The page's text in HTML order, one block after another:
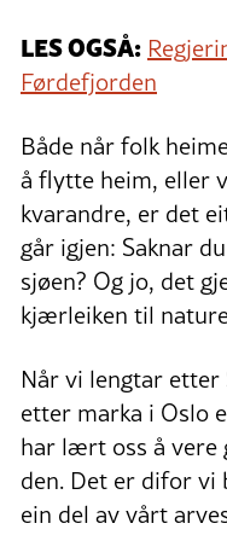
LES OGSÅ:
Førdefjorden
Både når folk
å flytte heim, eller
kvarandre, er det
går igjen: Saknar
sjøen? Og jo, det
kjærleiken til
Når vi lengtar etter
etter marka i Oslo
har lært oss å vere
den. Det er difor vi
ein del av vårt